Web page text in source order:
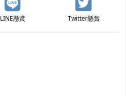
LINE懸賞 Twitter懸賞